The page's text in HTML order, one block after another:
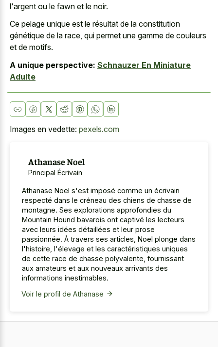
l'argent ou le fawn et le noir.
Ce pelage unique est le résultat de la constitution
génétique de la race, qui permet une gamme de couleurs
et de motifs.
A unique perspective: Schnauzer En Miniature
Adulte
Images en vedette: pexels.com
Athanase Noel
Principal Écrivain
Athanase Noel s'est imposé comme un écrivain
respecté dans le créneau des chiens de chasse de
montagne. Ses explorations approfondies du
Mountain Hound bavarois ont captivé les lecteurs
avec leurs idées détaillées et leur prose
passionnée. À travers ses articles, Noel plonge dans
l'histoire, l'élevage et les caractéristiques uniques
de cette race de chasse polyvalente, fournissant
aux amateurs et aux nouveaux arrivants des
informations inestimables.
Voir le profil de Athanase